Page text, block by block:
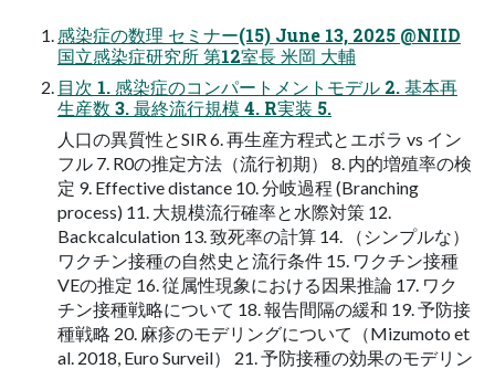
感染症の数理 セミナー(15) June 13, 2025 @NIID
国立感染症研究所 第12室長 米岡 大輔
目次 1. 感染症のコンパートメントモデル 2. 基本再
生産数 3. 最終流行規模 4. R実装 5.
人口の異質性とSIR 6. 再生産方程式とエボラ vs イン
フル 7. R0の推定方法（流行初期） 8. 内的増殖率の検
定 9. Effective distance 10. 分岐過程 (Branching
process) 11. 大規模流行確率と水際対策 12.
Backcalculation 13. 致死率の計算 14. （シンプルな）
ワクチン接種の自然史と流行条件 15. ワクチン接種
VEの推定 16. 従属性現象における因果推論 17. ワク
チン接種戦略について 18. 報告間隔の緩和 19. 予防接
種戦略 20. 麻疹のモデリングについて（Mizumoto et
al. 2018, Euro Surveil） 21. 予防接種の効果のモデリン